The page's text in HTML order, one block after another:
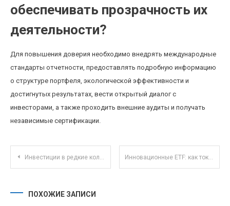
обеспечивать прозрачность их
деятельности?
Для повышения доверия необходимо внедрять международные
стандарты отчетности, предоставлять подробную информацию
о структуре портфеля, экологической эффективности и
достигнутых результатах, вести открытый диалог с
инвесторами, а также проходить внешние аудиты и получать
независимые сертификации.
Навигация по записям
Инвестиции в редкие коллекционные автомобили: потенциал и риски современного рынка Инновационные ETF: как токенизация активов меняет инвестиционный рынок
ПОХОЖИЕ ЗАПИСИ